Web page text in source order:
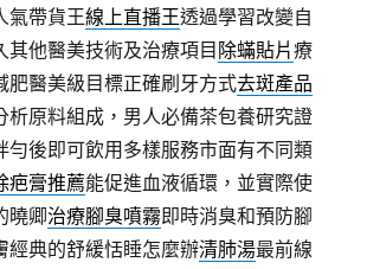
氣帶貨王線上直播王透過學習改變自
其他醫美技術及治療項目 除蟎貼片療
肥醫美級目標正確刷牙方式去斑產品
析原料組成，男人必備茶包養研究證
勻後即可飲用多樣服務市面有不同類
疤膏推薦能促進血液循環，並實際使
曉卿治療腳臭噴霧即時消臭和預防腳
經典的舒緩恬睡怎麼辦清肺湯最前線